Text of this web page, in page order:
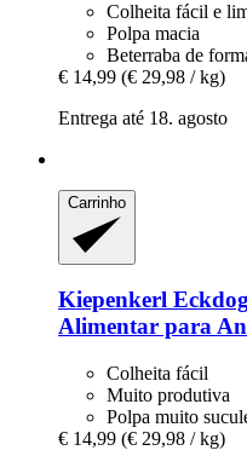
Colheita fácil e
Polpa macia
Beterraba de
€ 14,99 (€ 29,98 / kg)
Entrega até 18. agosto
Carrinho
Kiepenkerl
Alimentar para
Colheita fácil
Muito produtiva
Polpa muito
€ 14,99 (€ 29,98 / kg)